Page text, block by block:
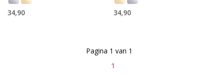
34,90 34,90
1
Pagina 1 van 1